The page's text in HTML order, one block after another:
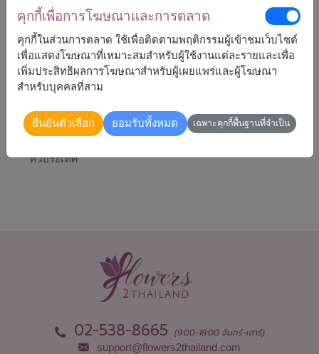
ราคาตามพื้นที่จัดส่ง
เริ่มต้นที่ ฿5,490
จัดส่งได้
ทั่วประเทศ
02-538-8665 (9:00-18:00 จันทร์-เสาร์)
support@flowers2thailand.com
คุกกี้เพื่อการโฆษณาและการตลาด
คุกกี้ในส่วนการตลาด ใช้เพื่อติดตามพฤติกรรมผู้เข้าชมเว็บไซต์
เพื่อแสดงโฆษณาที่เหมาะสมสำหรับผู้ใช้งานแต่ละรายและเพื่อ
เพิ่มประสิทธิผลการโฆษณาสำหรับผู้เผยแพร่และผู้โฆษณา
สำหรับบุคคลที่สาม
ยืนยันตัวเลือก ยอมรับทั้งหมด เฉพาะคุกกี้พื้นฐานที่จำเป็น